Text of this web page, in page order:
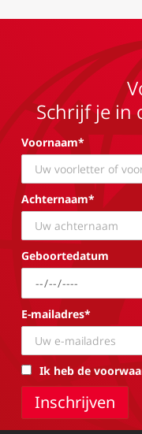
Schrijf je in
Voornaam*
Achternaam*
Geboortedatum
E-mailadres*
Ik heb de